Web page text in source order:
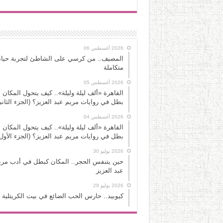
2026 أغسطس 06
المصيف.. من كرسي على الشاطئ لتجربة
متكاملة
2026 أغسطس 05
القاهرة «ألف ليلة وليلة».. كيف يتحول المكان
بطل في روايات مريم عبد العزيز؟ (الجزء
2026 أغسطس 04
القاهرة «ألف ليلة وليلة».. كيف يتحول المكان
بطل في روايات مريم عبد العزيز؟ (الجزء
2026 يوليو 30
حين يتنفس الحجر.. المكان كبطل في أدب
عبد العزيز
2026 يوليو 29
كيوبيد.. حارس الحب الضائع في بيت الكريتلية